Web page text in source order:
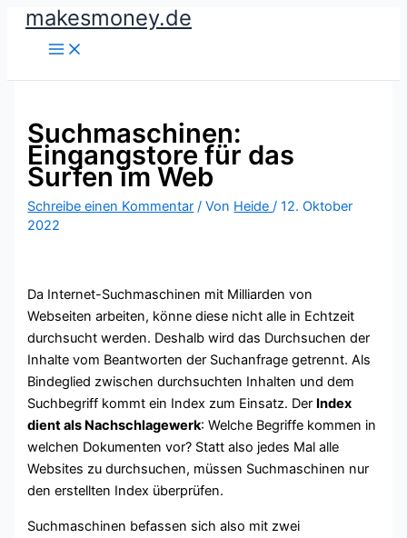
Zummakesmoney.de
Suchmaschinen:
Eingangstore für das
Surfen im Web
Schreibe einen Kommentar / Von Heide/12. Oktober
2022
Da Internet-Suchmaschinen mit Milliarden von
Webseiten arbeiten, könne diese nicht alle in Echtzeit
durchsucht werden. Deshalb wird das Durchsuchen der
Inhalte vom Beantworten der Suchanfrage getrennt. Als
Bindeglied zwischen durchsuchten Inhalten und dem
Suchbegriff kommt ein Index zum Einsatz. Der Index
dient als Nachschlagewerk: Welche Begriffe kommen in
welchen Dokumenten vor? Statt also jedes Mal alle
Websites zu durchsuchen, müssen Suchmaschinen nur
den erstellten Index überprüfen.
Suchmaschinen befassen sich also mit zwei